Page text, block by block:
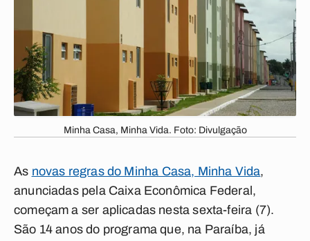
Minha Casa, Minha Vida. Foto: Divulgação
As novas regras do Minha Casa, Minha Vida,
anunciadas pela Caixa Econômica Federal,
começam a ser aplicadas nesta sexta-feira (7).
São 14 anos do programa que, na Paraíba, já